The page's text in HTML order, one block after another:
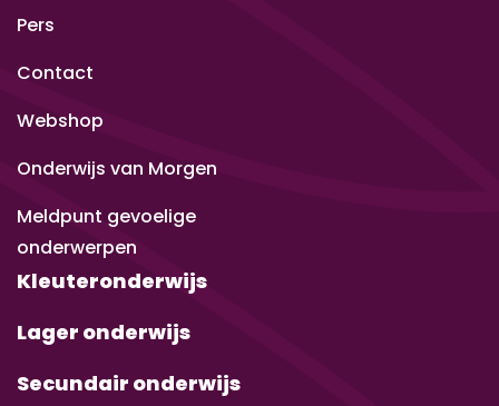
Pers
Contact
Webshop
Onderwijs van Morgen
Meldpunt gevoelige
onderwerpen
Kleuteronderwijs
Lager onderwijs
Secundair onderwijs